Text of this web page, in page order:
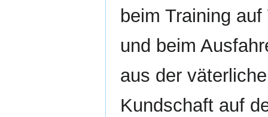
beim Training
und beim
aus der
Kundschaft auf